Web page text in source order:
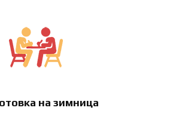
на зимница